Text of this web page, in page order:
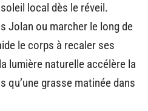
local dès le réveil.
Jolan ou marcher le long de
le corps à recaler ses
lumière naturelle accélère la
qu’une grasse matinée dans